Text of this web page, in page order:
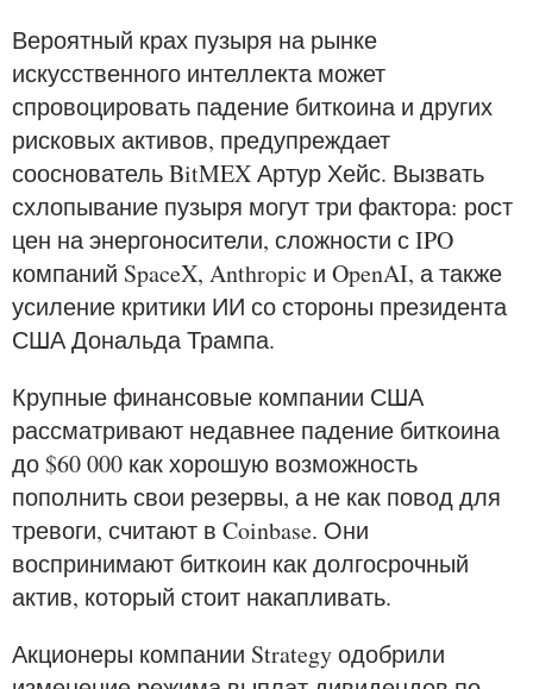
Вероятный крах пузыря на рынке
искусственного интеллекта может
спровоцировать падение биткоина и других
рисковых активов, предупреждает
сооснователь BitMEX Артур Хейс. Вызвать
схлопывание пузыря могут три фактора: рост
цен на энергоносители, сложности с IPO
компаний SpaceX, Anthropic и OpenAI, а также
усиление критики ИИ со стороны президента
США Дональда Трампа.
Крупные финансовые компании США
рассматривают недавнее падение биткоина
до $60 000 как хорошую возможность
пополнить свои резервы, а не как повод для
тревоги, считают в Coinbase. Они
воспринимают биткоин как долгосрочный
актив, который стоит накапливать.
Акционеры компании Strategy одобрили